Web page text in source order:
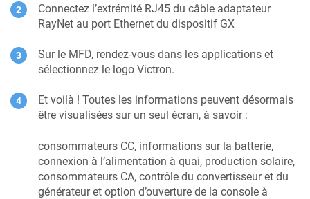
Connectez l’extrémité RJ45 du câble adaptateur
RayNet au port Ethernet du dispositif GX
Sur le MFD, rendez-vous dans les applications et
sélectionnez le logo Victron.
Et voilà ! Toutes les informations peuvent désormais
être visualisées sur un seul écran, à savoir :
consommateurs CC, informations sur la batterie,
connexion à l’alimentation à quai, production solaire,
consommateurs CA, contrôle du convertisseur et du
générateur et option d’ouverture de la console à